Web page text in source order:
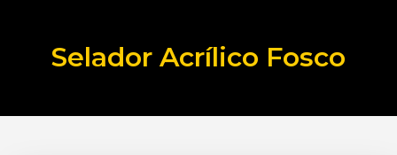
Selador Acrílico Fosco